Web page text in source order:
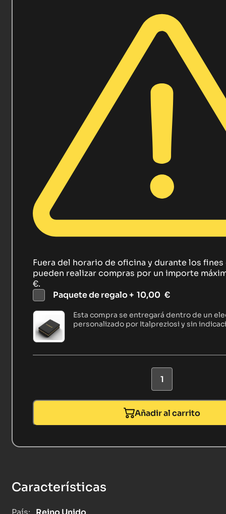
Fuera del horario de oficina y durante los fines
pueden realizar compras por un importe
€.
Paquete de regalo + 10,00 €
Esta compra se entregará dentro de un
personalizado por Italpreziosi y sin
Añadir al carrito
Características